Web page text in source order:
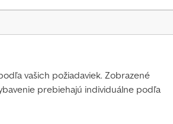
vašich požiadaviek. Zobrazené
prebiehajú individuálne podľa